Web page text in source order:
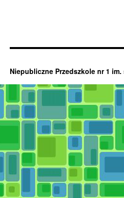
Niepubliczne Przedszkole nr 1